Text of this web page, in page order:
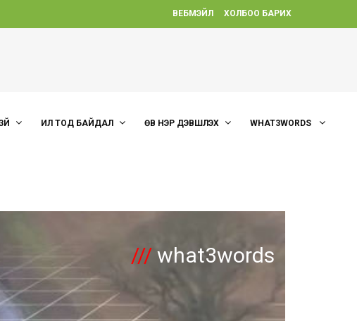
ВЕБМЭЙЛ ХОЛБОО БАРИХ
ИЛ ТОД БАЙДАЛ ӨВ НЭР ДЭВШҮҮЛЭХ WHAT3WORDS
/// what3words